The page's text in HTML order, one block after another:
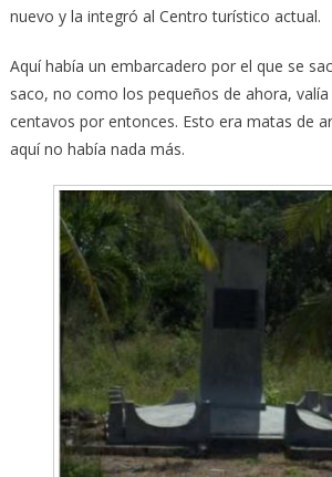
nuevo y la integró al Centro turístico actual.
Aquí había un embarcadero por el que se
saco, no como los pequeños de ahora,
centavos por entonces. Esto era matas de
aquí no había nada más.